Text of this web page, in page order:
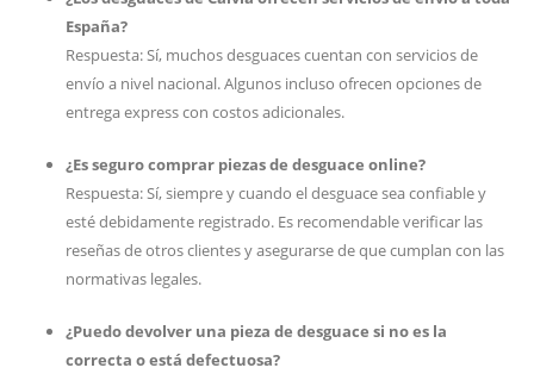
España?
Respuesta: Sí, muchos desguaces cuentan con servicios de
envío a nivel nacional. Algunos incluso ofrecen opciones de
entrega express con costos adicionales.
¿Es seguro comprar piezas de desguace online?
Respuesta: Sí, siempre y cuando el desguace sea confiable y
esté debidamente registrado. Es recomendable verificar las
reseñas de otros clientes y asegurarse de que cumplan con las
normativas legales.
¿Puedo devolver una pieza de desguace si no es la
correcta o está defectuosa?